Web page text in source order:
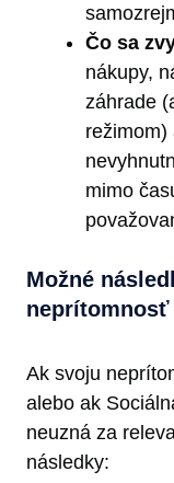
Čo sa
nákupy,
záhrade
režimom)
mimo
Možné
neprítomnosť
Ak svoju
alebo ak
neuzná za
následky: